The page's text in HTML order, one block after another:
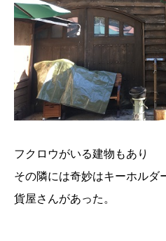
フクロウがいる建物もあり
その隣には奇妙はキーホルダ
貨屋さんがあった。